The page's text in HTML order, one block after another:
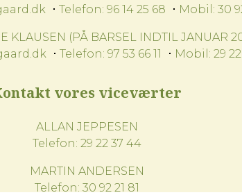
Telefon: 96 14 25 68 Mobil: 30
KLAUSEN (PÅ BARSEL INDTIL JANUAR
Telefon: 97 53 66 11 Mobil: 29
vores viceværter
ALLAN JEPPESEN
Telefon: 29 22 37 44
MARTIN ANDERSEN
Telefon: 30 92 21 81